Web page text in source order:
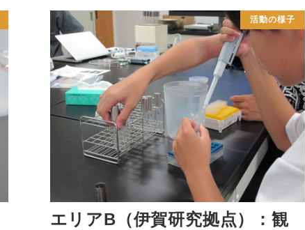
活動の様子
エリアB（伊賀研究拠点）：観